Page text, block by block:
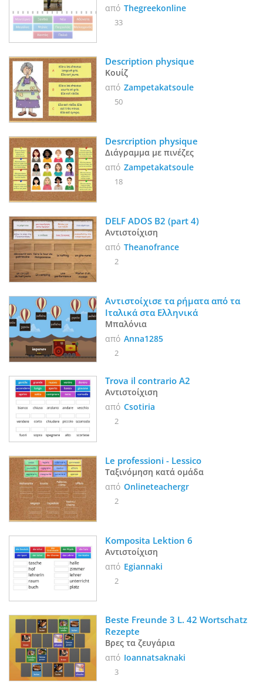
από Thegreekonline
33
Κουίζ
από Zampetakatsoule
50
Desrcription physique
Διάγραμμα με πινέζες
από Zampetakatsoule
18
DELF ADOS B2 (part 4)
Αντιστοίχιση
από Theanofrance
2
Αντιστοίχισε τα ρήματα από τα
Ιταλικά στα Ελληνικά
Μπαλόνια
από Anna1285
2
Trova il contrario A2
Αντιστοίχιση
από Csotiria
2
Le professioni - Lessico
Ταξινόμηση κατά ομάδα
από Onlineteachergr
2
Komposita Lektion 6
Αντιστοίχιση
από Egiannaki
2
Beste Freunde 3 L. 42 Wortschatz
Rezepte
Βρες τα ζευγάρια
από Ioannatsaknaki
3